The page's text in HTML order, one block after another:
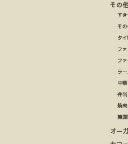
その
す
そ
タ
フ
フ
ラ
中華
弁
焼肉
韓
オー